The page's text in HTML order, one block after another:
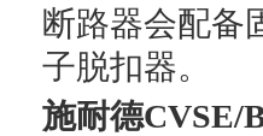
断路器会配备
子脱扣器。
施耐德CVSE/